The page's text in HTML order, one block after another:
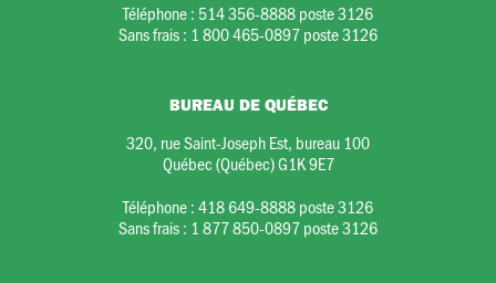
Téléphone : 514 356-8888 poste 3126
Sans frais : 1 800 465-0897 poste 3126
BUREAU DE QUÉBEC
320, rue Saint-Joseph Est, bureau 100
Québec (Québec) G1K 9E7
Téléphone :418 649-8888 poste 3126
Sans frais : 1 877 850-0897 poste 3126